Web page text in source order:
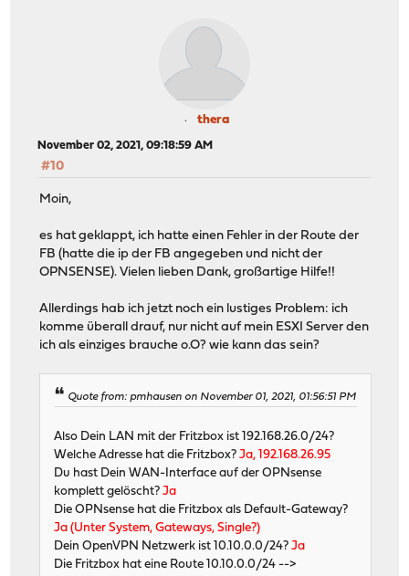
thera
November 02, 2021, 09:18:59 AM
#10
Moin,
es hat geklappt, ich hatte einen Fehler in der Route der
FB (hatte die ip der FB angegeben und nicht der
OPNSENSE). Vielen lieben Dank, großartige Hilfe!!
Allerdings hab ich jetzt noch ein lustiges Problem: ich
komme überall drauf, nur nicht auf mein ESXI Server den
ich als einziges brauche o.O? wie kann das sein?
Quote from: pmhausen on November 01, 2021, 01:56:51 PM
Also Dein LAN mit der Fritzbox ist 192.168.26.0/24?
Welche Adresse hat die Fritzbox?Ja, 192.168.26.95
Du hast Dein WAN-Interface auf der OPNsense
komplett gelöscht?Ja
Die OPNsense hat die Fritzbox als Default-Gateway?
Ja (Unter System, Gateways, Single?)
Dein OpenVPN Netzwerk ist 10.10.0.0/24?Ja
Die Fritzbox hat eine Route 10.10.0.0/24 -->